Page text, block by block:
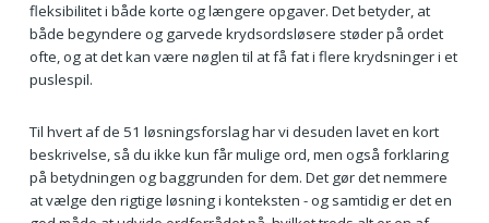
fleksibilitet i både korte og længere opgaver. Det betyder, at
både begyndere og garvede krydsordsløsere støder på ordet
ofte, og at det kan være nøglen til at få fat i flere krydsninger i et
puslespil.
Til hvert af de 51 løsningsforslag har vi desuden lavet en kort
beskrivelse, så du ikke kun får mulige ord, men også forklaring
på betydningen og baggrunden for dem. Det gør det nemmere
at vælge den rigtige løsning i konteksten - og samtidig er det en